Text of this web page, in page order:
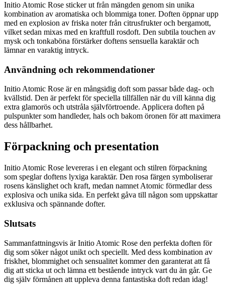
Initio Atomic Rose sticker ut från mängden genom sin unika
kombination av aromatiska och blommiga toner. Doften öppnar upp
med en explosion av friska noter från citrusfrukter och bergamott,
vilket sedan mixas med en kraftfull rosdoft. Den subtila touchen av
mysk och tonkaböna förstärker doftens sensuella karaktär och
lämnar en varaktig intryck.
Användning och rekommendationer
Initio Atomic Rose är en mångsidig doft som passar både dag- och
kvällstid. Den är perfekt för speciella tillfällen när du vill känna dig
extra glamorös och utstråla självförtroende. Applicera doften på
puls­punkter som handleder, hals och bakom öronen för att maximera
dess hållbarhet.
Förpackning och presentation
Initio Atomic Rose levereras i en elegant och stilren förpackning
som speglar doftens lyxiga karaktär. Den rosa färgen symboliserar
rosens känslighet och kraft, medan namnet Atomic förmedlar dess
explosiva och unika sida. En perfekt gåva till någon som uppskattar
exklusiva och spännande dofter.
Slutsats
Sammanfattningsvis är Initio Atomic Rose den perfekta doften för
dig som söker något unikt och speciellt. Med dess kombination av
friskhet, blommighet och sensualitet kommer den garanterat att få
dig att sticka ut och lämna ett bestående intryck vart du än går. Ge
dig själv förmånen att uppleva denna fantastiska doft redan idag!